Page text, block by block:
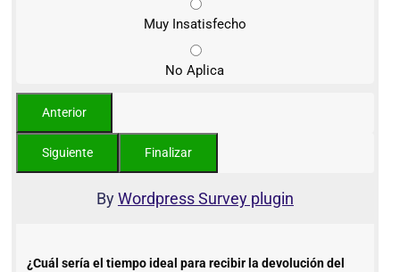
Muy Insatisfecho
No Aplica
ByWordpress Survey plugin
¿Cuál sería el tiempo ideal para recibir la devolución del